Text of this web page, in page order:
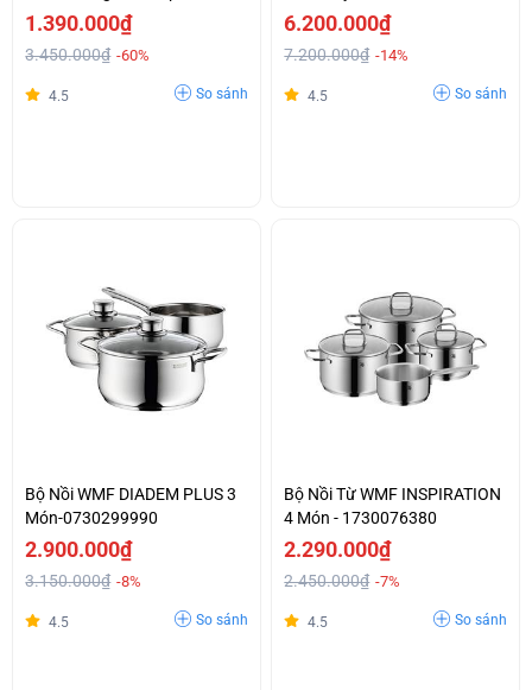
1.390.000₫
3.450.000₫ -60%
4.5 So sánh
6.200.000₫
7.200.000₫ -14%
4.5 So sánh
Bộ Nồi WMF DIADEM PLUS 3
Món-0730299990
2.900.000₫
3.150.000₫ -8%
4.5 So sánh
Bộ Nồi Từ WMF INSPIRATION
4 Món - 1730076380
2.290.000₫
2.450.000₫ -7%
4.5 So sánh